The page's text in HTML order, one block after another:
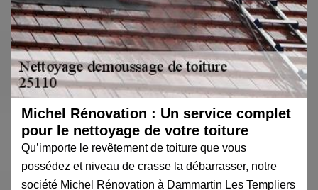
Michel Rénovation : Un service complet
pour le nettoyage de votre toiture
Qu’importe le revêtement de toiture que vous
possédez et niveau de crasse la débarrasser, notre
société Michel Rénovation à Dammartin Les Templiers